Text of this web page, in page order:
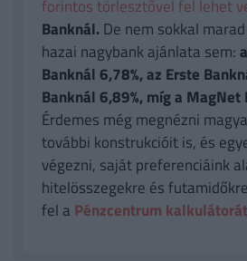
forintos törlesztővel fel lehet
Banknál.De nem sokkal
hazai nagybank ajánlata sem:
Banknál 6,78%, az Erste
Banknál 6,89%, míg a MagNet
Érdemes még megnézni
további konstrukcióit is, és
végezni, saját preferenciáink
hitelösszegekre és
fel a Pénzcentrum